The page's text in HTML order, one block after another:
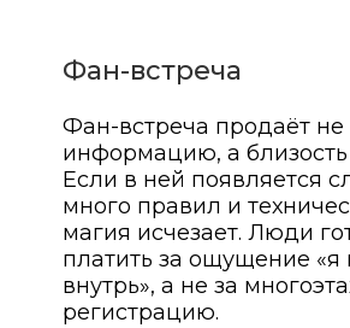
Фан-встреча
Фан-встреча продаёт не
информацию, а близость
Если в ней появляется
много правил и
магия исчезает. Люди
платить за ощущение «я
внутрь», а не за
регистрацию.